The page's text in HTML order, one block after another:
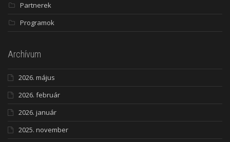
Partnerek
Programok
Archívum
2026. május
2026. február
2026. január
2025. november